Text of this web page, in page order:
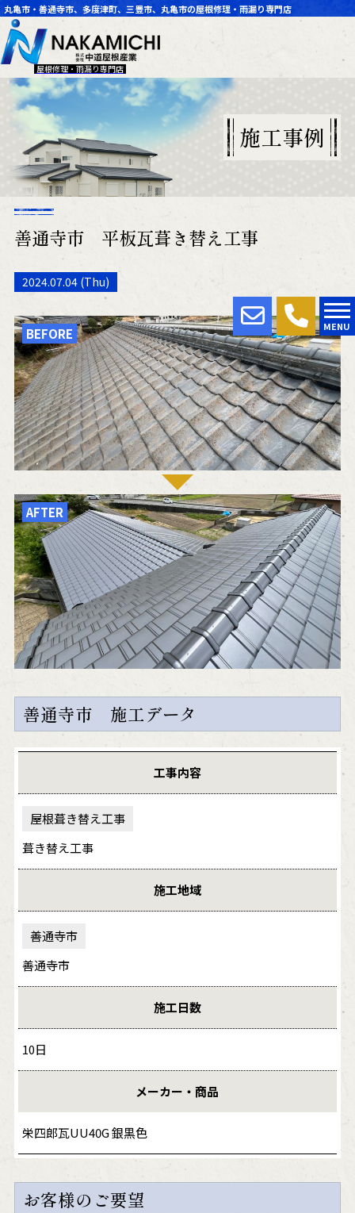
丸亀市・善通寺市、多度津町、三豊市、丸亀市の屋根修理・雨漏り専門店
MENU
屋根修理・雨漏り専門店
施工事例
善通寺市 平板瓦葺き替え工事
2024.07.04 (Thu)
BEFORE
AFTER
善通寺市 施工データ
工事内容
屋根葺き替え工事
葺き替え工事
施工地域
善通寺市
善通寺市
施工日数
10日
メーカー・商品
栄四郎瓦UU40G 銀黒色
お客様のご要望